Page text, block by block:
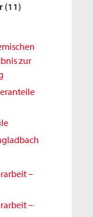
(11)
zur
–
–